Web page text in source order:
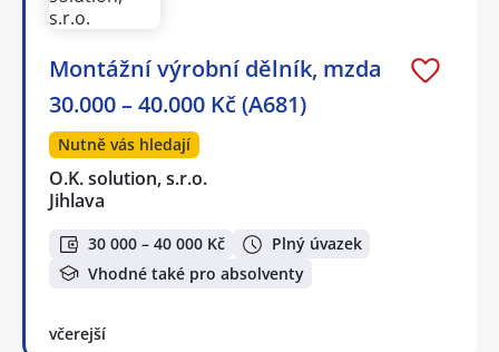
Montážní výrobní dělník, mzda
30.000 – 40.000 Kč (A681)
Nutně vás hledají
O.K. solution, s.r.o.
Jihlava
30 000 – 40 000 Kč
Plný úvazek
Vhodné také pro absolventy
včerejší